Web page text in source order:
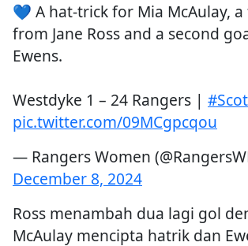
💙 A hat-trick for Mia McAulay,
from Jane Ross and a second
Ewens.
Westdyke 1 – 24 Rangers |
pic.twitter.com/09MCgpcqou
— Rangers Women
December 8, 2024
Ross menambah dua lagi gol
McAulay mencipta hatrik dan